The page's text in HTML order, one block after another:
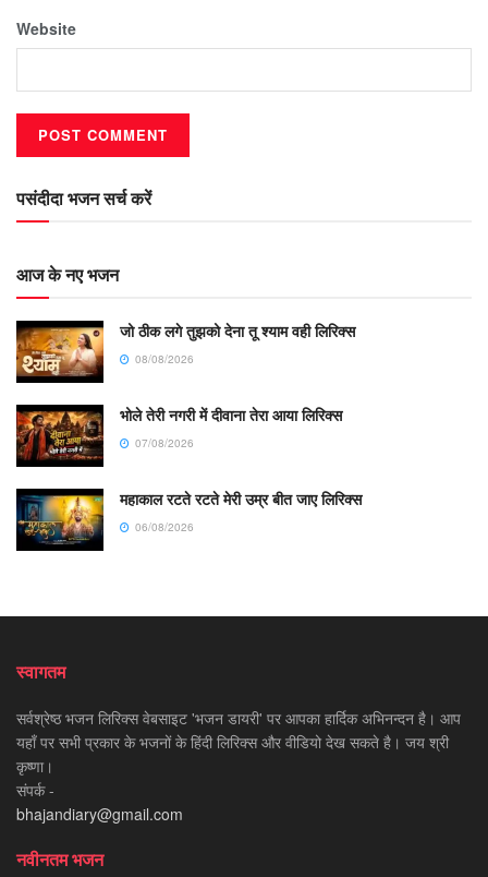
Website
पसंदीदा भजन सर्च करें
आज के नए भजन
जो ठीक लगे तुझको देना तू श्याम वही लिरिक्स
08/08/2026
भोले तेरी नगरी में दीवाना तेरा आया लिरिक्स
07/08/2026
महाकाल रटते रटते मेरी उम्र बीत जाए लिरिक्स
06/08/2026
स्वागतम
सर्वश्रेष्ठ भजन लिरिक्स वेबसाइट 'भजन डायरी' पर आपका हार्दिक अभिनन्दन है। आप
यहाँ पर सभी प्रकार के भजनों के हिंदी लिरिक्स और वीडियो देख सकते है। जय श्री
कृष्णा।
संपर्क -
bhajandiary@gmail.com
नवीनतम भजन